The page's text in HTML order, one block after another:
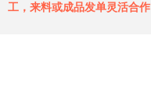
工，来料或成品发单灵活合作